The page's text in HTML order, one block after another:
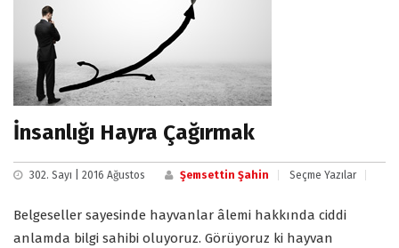
İnsanlığı Hayra Çağırmak
302. Sayı | 2016 Ağustos Şemsettin Şahin Seçme Yazılar
Belgeseller sayesinde hayvanlar âlemi hakkında ciddi
anlamda bilgi sahibi oluyoruz. Görüyoruz ki hayvan